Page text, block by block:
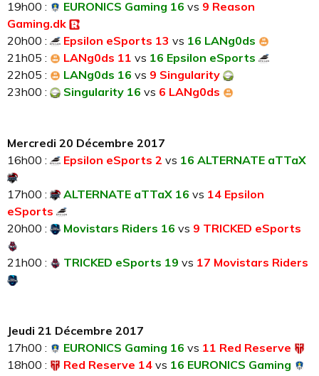
19h00 : EURONICS Gaming 16 vs 9 Reason
Gaming.dk
20h00 :
Epsilon eSports 13 vs 16 LANg0ds
21h05 :
LANg0ds 11 vs 16 Epsilon eSports
22h05 :
LANg0ds 16 vs 9 Singularity
23h00 :
Singularity 16 vs 6 LANg0ds
Mercredi 20 Décembre 2017
16h00 :
Epsilon eSports 2 vs 16 ALTERNATE aTTaX
17h00 : ALTERNATE aTTaX 16 vs 14 Epsilon
eSports
20h00 :
Movistars Riders 16 vs 9 TRICKED eSports
21h00 : TRICKED eSports 19 vs 17 Movistars Riders
Jeudi 21 Décembre 2017
17h00 :
EURONICS Gaming 16 vs 11 Red Reserve
18h00 :
Red Reserve 14 vs 16 EURONICS Gaming